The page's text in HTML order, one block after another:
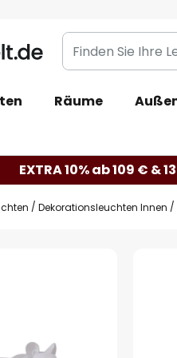
Finden
Sie
Leuchte...
Räume
EXTRA 10% ab 109 € &
Dekorationsleuchten Innen